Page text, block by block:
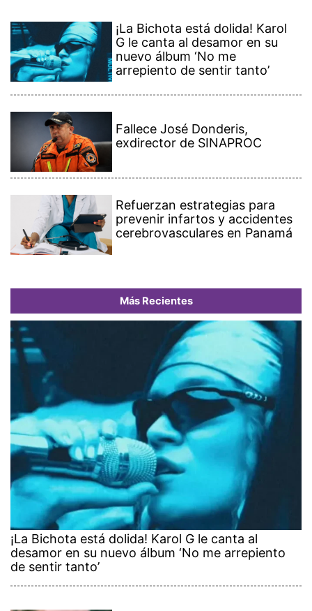
¡La Bichota está dolida! Karol
G le canta al desamor en su
nuevo álbum ‘No me
arrepiento de sentir tanto’
Fallece José Donderis,
exdirector de SINAPROC
Refuerzan estrategias para
prevenir infartos y accidentes
cerebrovasculares en Panamá
Más Recientes
¡La Bichota está dolida! Karol G le canta al
desamor en su nuevo álbum ‘No me arrepiento
de sentir tanto’